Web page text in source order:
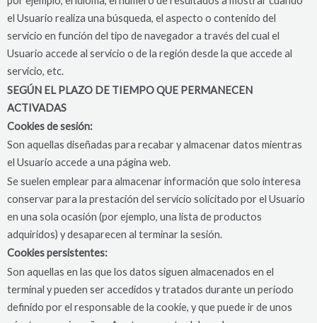
el Usuario realiza una búsqueda, el aspecto o contenido del
servicio en función del tipo de navegador a través del cual el
Usuario accede al servicio o de la región desde la que accede al
servicio, etc.
SEGÚN EL PLAZO DE TIEMPO QUE PERMANECEN
ACTIVADAS
Cookies de sesión:
Son aquellas diseñadas para recabar y almacenar datos mientras
el Usuario accede a una página web.
Se suelen emplear para almacenar información que solo interesa
conservar para la prestación del servicio solicitado por el Usuario
en una sola ocasión (por ejemplo, una lista de productos
adquiridos) y desaparecen al terminar la sesión.
Cookies persistentes:
Son aquellas en las que los datos siguen almacenados en el
terminal y pueden ser accedidos y tratados durante un periodo
definido por el responsable de la cookie, y que puede ir de unos